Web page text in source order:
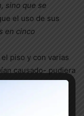
sino que se
el uso de sus
en cinco
piso y con varias
causado- pudiera
terceros, y
fueron